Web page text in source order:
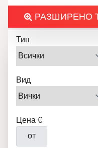
РАЗШИРЕНО
Тип
Вид
Цена €
от